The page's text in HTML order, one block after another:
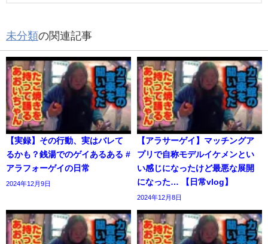
未分類の関連記事
【実録】その行動、実はバレて
るかも？銭湯でのゲイあるある #
アラフォーゲイの日常
2024年12月9日
【アラサーゲイ】マッチングア
プリで自称モデルイケメンとい
い感じになったけど最悪な展開
になった… 【日常vlog】
2024年12月8日